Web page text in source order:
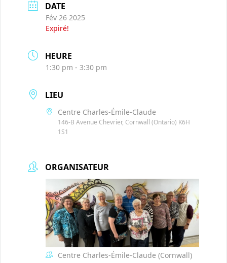
DATE
Fév 26 2025
Expiré!
HEURE
1:30 pm - 3:30 pm
LIEU
Centre Charles-Émile-Claude
146-B Avenue Chevrier, Cornwall (Ontario) K6H
1S1
ORGANISATEUR
Centre Charles-Émile-Claude (Cornwall)